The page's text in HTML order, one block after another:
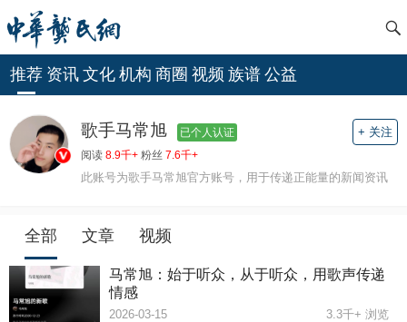
推荐 资讯 文化 机构 商圈 视频 族谱 公益
歌手马常旭 已个人认证 + 关注
阅读 8.9千+ 粉丝 7.6千+
此账号为歌手马常旭官方账号，用于传递正能量的新闻资讯
全部 文章 视频
马常旭：始于听众，从于听众，用歌声传递
情感
2026-03-15 3.3千+ 浏览